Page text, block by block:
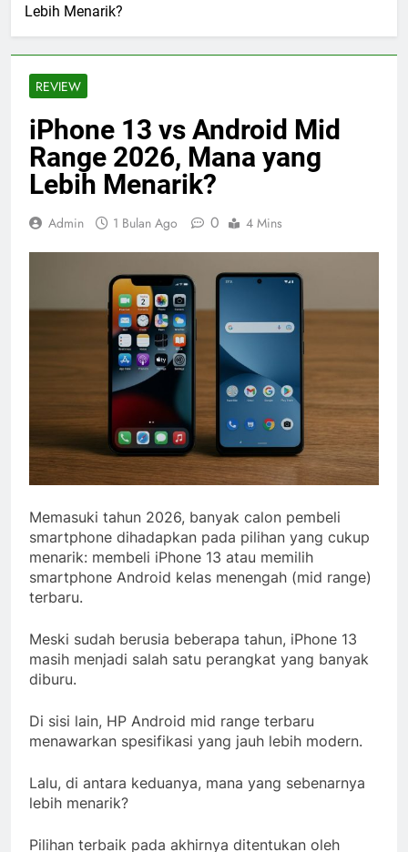
Lebih Menarik?
REVIEW
iPhone 13 vs Android Mid
Range 2026, Mana yang
Lebih Menarik?
Admin 1 Bulan Ago 0 4 Mins
Memasuki tahun 2026, banyak calon pembeli
smartphone dihadapkan pada pilihan yang cukup
menarik: membeli iPhone 13 atau memilih
smartphone Android kelas menengah (mid range)
terbaru.
Meski sudah berusia beberapa tahun, iPhone 13
masih menjadi salah satu perangkat yang banyak
diburu.
Di sisi lain, HP Android mid range terbaru
menawarkan spesifikasi yang jauh lebih modern.
Lalu, di antara keduanya, mana yang sebenarnya
lebih menarik?
Pilihan terbaik pada akhirnya ditentukan oleh